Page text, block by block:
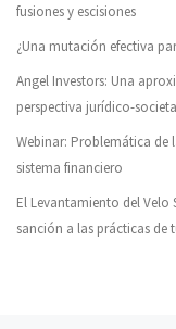
fusiones y escisiones
¿Una mutación efectiva
Angel Investors: Una
perspectiva jurídico-
Webinar: Problemática de
sistema financiero
El Levantamiento del
sanción a las prácticas de